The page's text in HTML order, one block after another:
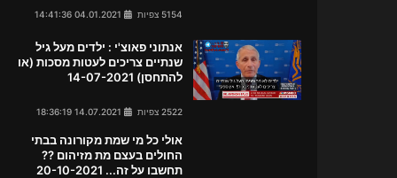
5154 צפיות
אנתוני פאוצ'י : ילדים מעל גיל
שנתיים צריכים לעטות מסכות (או
להתחסן) 14-07-2021
2522 צפיות
אולי כל מי שמת מקורונה בבתי
החולים בעצם מת מזיהום ??
תחשבו על זה... 20-10-2021